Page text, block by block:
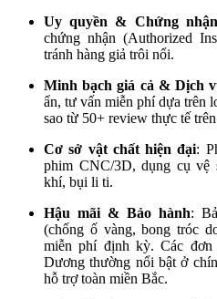
Uy quyền & Chứng nhận
chứng nhận (Authorized
tránh hàng giả trôi nổi.
Minh bạch giá cả & Dịch
ẩn, tư vấn miễn phí dựa trên
sao từ 50+ review thực tế
Cơ sở vật chất hiện đại:
phim CNC/3D, dụng cụ vệ
khí, bụi li ti.
Hậu mãi & Bảo hành:
(chống ố vàng, bong tróc
miễn phí định kỳ. Các
Dương thường nổi bật ở
hỗ trợ toàn miền Bắc.